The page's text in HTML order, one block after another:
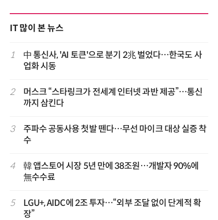
IT 많이 본 뉴스
1
中 통신사, 'AI 토큰'으로 분기 2兆 벌었다…한국도 사
업화 시동
2
머스크 “스타링크가 전세계 인터넷 과반 제공”…통신
까지 삼킨다
3
주파수 공동사용 첫발 뗀다…무선 마이크 대상 실증 착
수
4
韓 앱스토어 시장 5년 만에 38조원…개발자 90%에
無수수료
5
LGU+, AIDC에 2조 투자…“외부 조달 없이 단계적 확
장”